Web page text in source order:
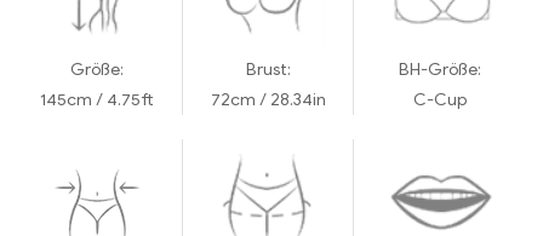
Größe:
145cm / 4.75ft
Brust:
72cm / 28.34in
BH-Größe:
C-Cup